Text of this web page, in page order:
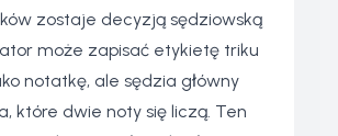
zostaje decyzją sędziowską
może zapisać etykietę triku
notatkę, ale sędzia główny
które dwie noty się liczą. Ten